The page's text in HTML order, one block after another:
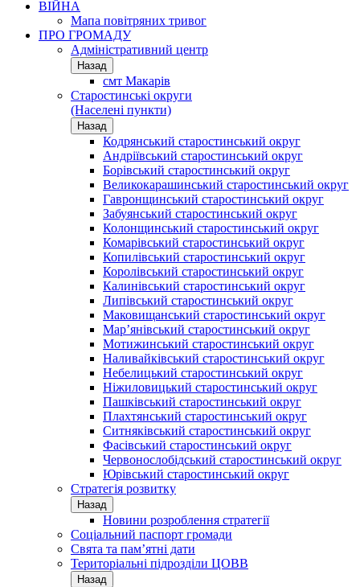
ВІЙНА
Мапа повітряних тривог
ПРО ГРОМАДУ
Aдміністративний центр
Назад
смт Макарів
Старостинські округи
(Населені пункти)
Назад
Кодрянський старостинський округ
Андріївський старостинський округ
Борівський старостинський округ
Великокарашинський старостинський округ
Гавронщинський старостинський округ
Забуянський старостинський округ
Колонщинський старостинський округ
Комарівський старостинський округ
Копилівський старостинський округ
Королівський старостинський округ
Калинівський старостинський округ
Липівський старостинський округ
Маковищанський старостинський округ
Мар’янівський старостинський округ
Мотижинський старостинський округ
Наливайківський старостинський округ
Небелицький старостинський округ
Ніжиловицький старостинський округ
Пашківський старостинський округ
Плахтянський старостинський округ
Ситняківський старостинський округ
Фасівський старостинський округ
Червонослобідський старостинський округ
Юрівський старостинський округ
Стратегія розвитку
Назад
Новини розроблення стратегії
Соціальний паспорт громади
Свята та пам’ятні дати
Територіальні підрозділи ЦОВВ
Назад